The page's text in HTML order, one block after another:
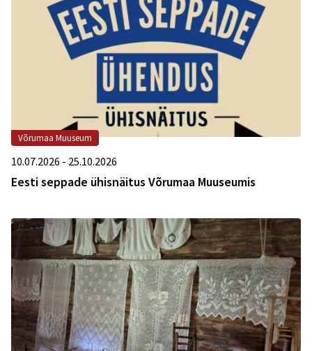
Võrumaa Muuseum
10.07.2026 - 25.10.2026
Eesti seppade ühisnäitus Võrumaa Muuseumis